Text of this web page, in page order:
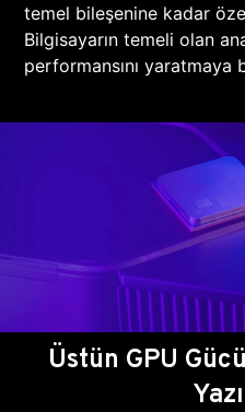
temel bileşenine kadar
Bilgisayarın temeli olan
performansını yaratmaya
Üstün GPU